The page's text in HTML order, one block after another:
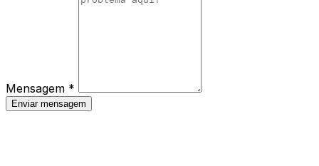
Mensagem *
Enviar mensagem